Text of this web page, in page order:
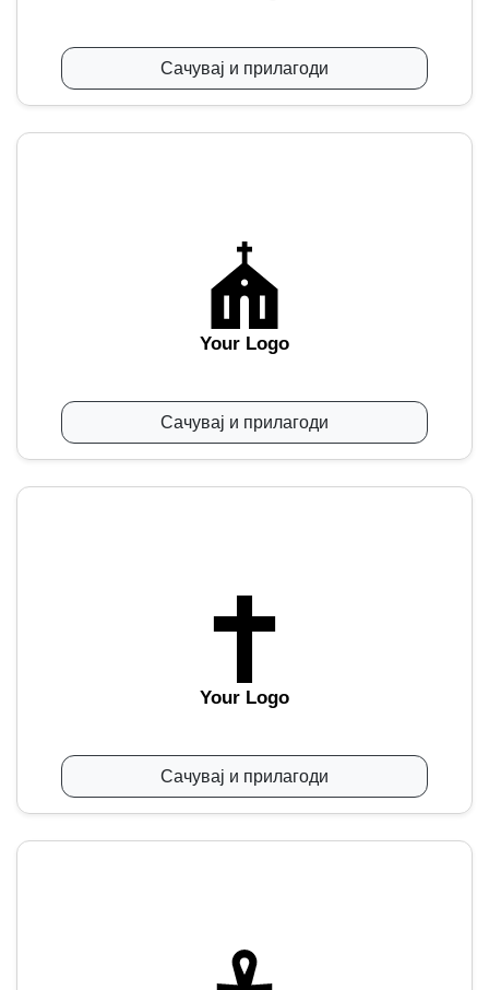
Сачувај и прилагоди
Your Logo
Сачувај и прилагоди
Your Logo
Сачувај и прилагоди